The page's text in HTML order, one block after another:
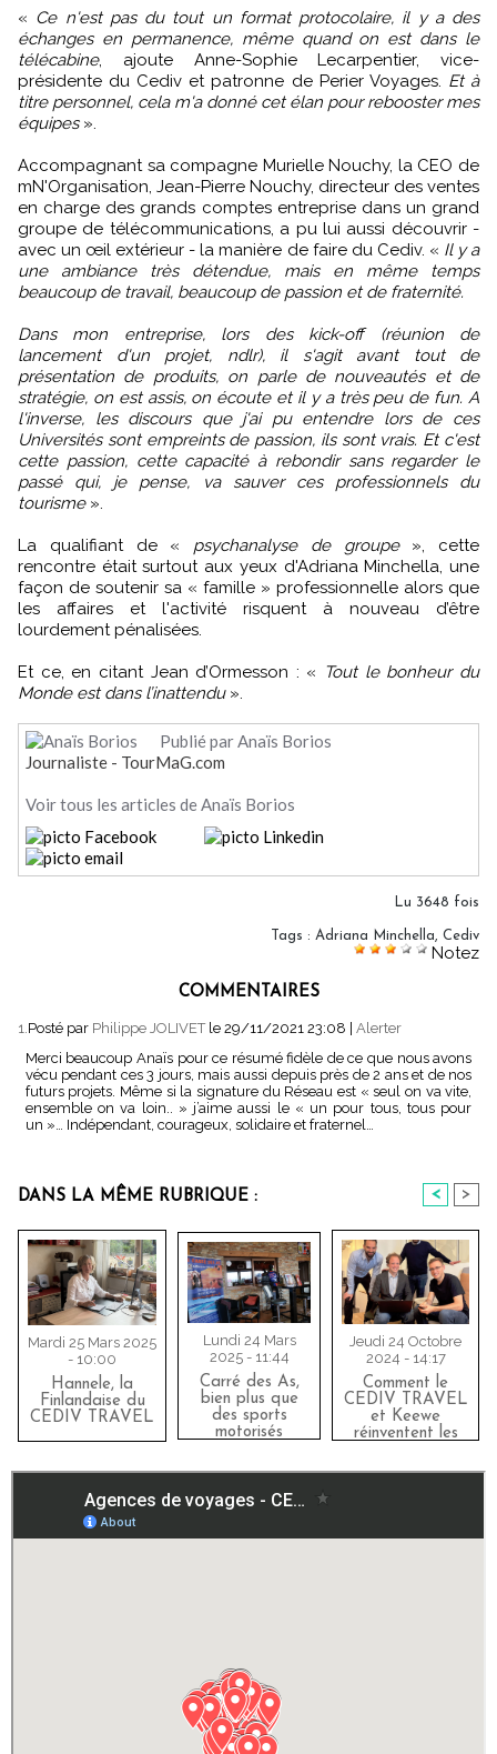
« Ce n'est pas du tout un format protocolaire, il y a des
échanges en permanence, même quand on est dans le
télécabine, ajoute Anne-Sophie Lecarpentier, vice-
présidente du Cediv et patronne de Perier Voyages. Et à
titre personnel, cela m'a donné cet élan pour rebooster mes
équipes».
Accompagnant sa compagne Murielle Nouchy, la CEO de
mN'Organisation, Jean-Pierre Nouchy, directeur des ventes
en charge des grands comptes entreprise dans un grand
groupe de télécommunications, a pu lui aussi découvrir -
avec un œil extérieur - la manière de faire du Cediv. « Il y a
une ambiance très détendue, mais en même temps
beaucoup de travail, beaucoup de passion et de fraternité.
Dans mon entreprise, lors des kick-off (réunion de
lancement d'un projet, ndlr), il s'agit avant tout de
présentation de produits, on parle de nouveautés et de
stratégie, on est assis, on écoute et il y a très peu de fun. A
l'inverse, les discours que j'ai pu entendre lors de ces
Universités sont empreints de passion, ils sont vrais. Et c'est
cette passion, cette capacité à rebondir sans regarder le
passé qui, je pense, va sauver ces professionnels du
tourisme».
La qualifiant de « psychanalyse de groupe», cette
rencontre était surtout aux yeux d'Adriana Minchella, une
façon de soutenir sa « famille » professionnelle alors que
les affaires et l'activité risquent à nouveau d’être
lourdement pénalisées.
Et ce, en citant Jean d’Ormesson : « Tout le bonheur du
Monde est dans l’inattendu».
Publié par Anaïs Borios
Journaliste - TourMaG.com
Voir tous les articles de Anaïs Borios
Lu 3648 fois
Tags : Adriana Minchella, Cediv
Notez
COMMENTAIRES
1.Posté par Philippe JOLIVET le 29/11/2021 23:08
Alerter
Merci beaucoup Anaïs pour ce résumé fidèle de ce que nous avons
vécu pendant ces 3 jours, mais aussi depuis près de 2 ans et de nos
futurs projets. Même si la signature du Réseau est « seul on va vite,
ensemble on va loin.. » j’aime aussi le « un pour tous, tous pour
un »… Indépendant, courageux, solidaire et fraternel…
DANS LA MÊME RUBRIQUE : < >
Mardi 25 Mars 2025
- 10:00
Hannele, la
Finlandaise du
CEDIV TRAVEL
Lundi 24 Mars
2025 - 11:44
Carré des As,
bien plus que
des sports
motorisés
Jeudi 24 Octobre
2024 - 14:17
Comment le
CEDIV TRAVEL
et Keewe
réinventent les
internationaux en